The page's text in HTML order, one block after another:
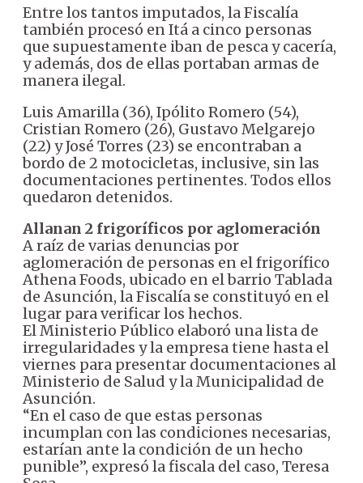
Entre los tantos imputados, la Fiscalía
también procesó en Itá a cinco personas
que supuestamente iban de pesca y cacería,
y además, dos de ellas portaban armas de
manera ilegal.
Luis Amarilla (36), Ipólito Romero (54),
Cristian Romero (26), Gustavo Melgarejo
(22) y José Torres (23) se encontraban a
bordo de 2 motocicletas, inclusive, sin las
documentaciones pertinentes. Todos ellos
quedaron detenidos.
Allanan 2 frigoríficos por aglomeración
A raíz de varias denuncias por
aglomeración de personas en el frigorífico
Athena Foods, ubicado en el barrio Tablada
de Asunción, la Fiscalía se constituyó en el
lugar para verificar los hechos.
El Ministerio Público elaboró una lista de
irregularidades y la empresa tiene hasta el
viernes para presentar documentaciones al
Ministerio de Salud y la Municipalidad de
Asunción.
“En el caso de que estas personas
incumplan con las condiciones necesarias,
estarían ante la condición de un hecho
punible”, expresó la fiscala del caso, Teresa